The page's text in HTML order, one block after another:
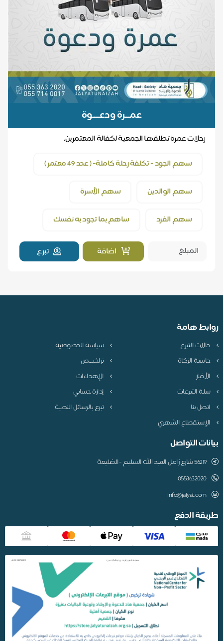
عمـــرة ودعــــوة
رحلات عمرة تطلقها الجمعية لكفالة المعتمرين.
سهم الجود - تكلفة رحلة كاملة- ( عدد 49 معتمر )
سهم الوالدين سهم الأسرة
سهم الفرد ساهم بما تجود به نفسك
اضافة تبرع
روابط هامة
حالات التبرع
سياسة الخصوصية
حاسبة الزكاة
تراخيـــص
الأخبار
الإهداءات
سلة التبرعات
إدارة حسابي
اتصل بنا
تبرع بالرسائل النصية
الإستقطاع الشهري
بيانات التواصل
56219 شارع زامل العبد الله السليم -الضليعة
0553632020
info@jalyat.com
طريقة الدفع